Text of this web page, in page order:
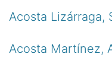
Acosta Lizárraga,
Acosta Martínez,